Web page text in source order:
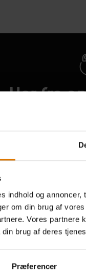
indhold og
om din brug af
Vores
brug af deres
Præferencer
Hør fra